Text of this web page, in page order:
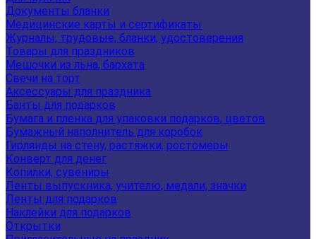
Документы бланки
Медицинские карты и сертификаты
Журналы, трудовые, бланки, удостоверения
Товары для праздников
Мешочки из льна, бархата
Свечи на торт
Аксессуары для праздника
Банты для подарков
Бумага и пленка для упаковки подарков, цветов
Бумажный наполнитель для коробок
Гирлянды на стену, растяжки, ростомеры
Конверт для денег
Копилки, сувениры
Ленты выпускника, учителю, медали, значки
Ленты для подарков
Наклейки для подарков
Открытки